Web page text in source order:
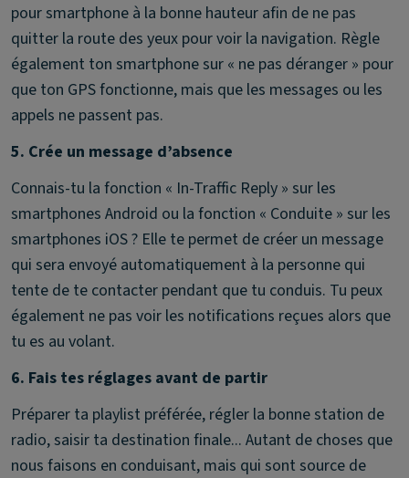
pour smartphone à la bonne hauteur afin de ne pas
quitter la route des yeux pour voir la navigation. Règle
également ton smartphone sur « ne pas déranger » pour
que ton GPS fonctionne, mais que les messages ou les
appels ne passent pas.
5. Crée un message d’absence
Connais-tu la fonction « In-Traffic Reply » sur les
smartphones Android ou la fonction « Conduite » sur les
smartphones iOS ? Elle te permet de créer un message
qui sera envoyé automatiquement à la personne qui
tente de te contacter pendant que tu conduis. Tu peux
également ne pas voir les notifications reçues alors que
tu es au volant.
6. Fais tes réglages avant de partir
Préparer ta playlist préférée, régler la bonne station de
radio, saisir ta destination finale... Autant de choses que
nous faisons en conduisant, mais qui sont source de